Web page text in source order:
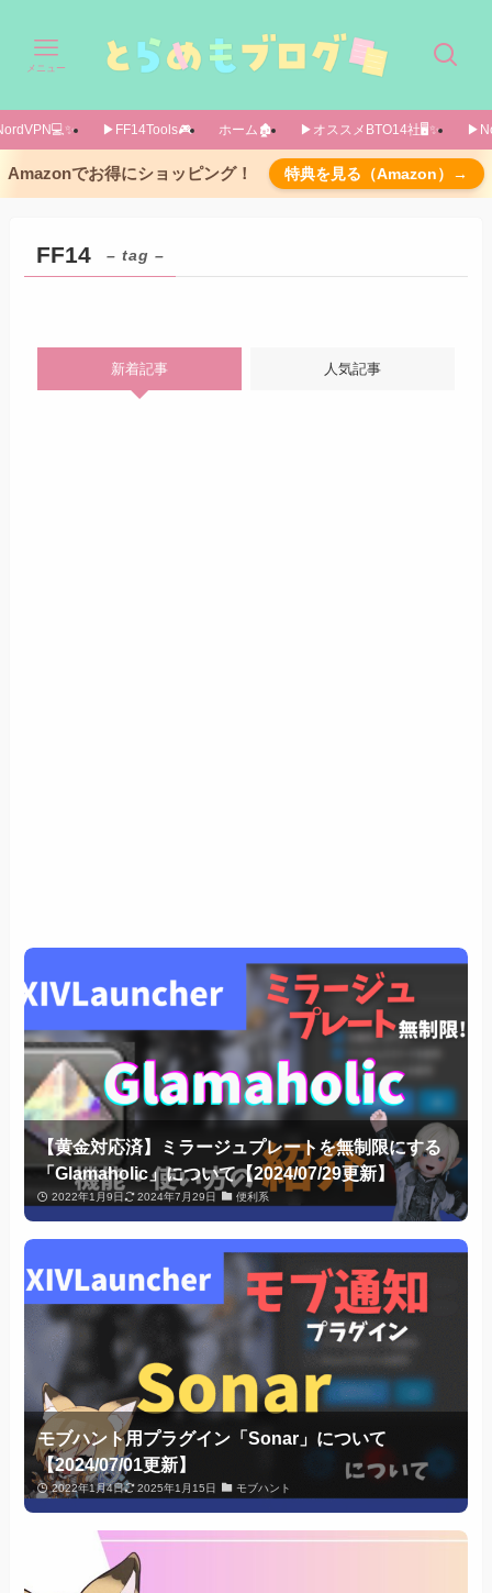
メニュー
▶FF14Tools🎮️ ホーム🏚️ ▶オススメBTO14社🖥️✨️
Amazonでお得にショッピング！ 特典を見る（Amazon）→
FF14 – tag –
新着記事 人気記事
【黄金対応済】ミラージュプレートを無制限にする
「Glamaholic」について【2024/07/29更新】
2022年1月9日 2024年7月29日 便利系
モブハント用プラグイン「Sonar」について
【2024/07/01更新】
2022年1月4日 2025年1月15日 モブハント